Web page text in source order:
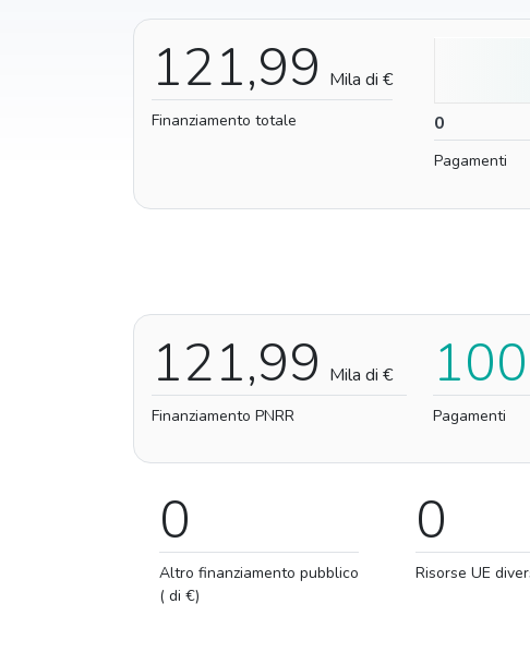
121,99 Mila di €
Finanziamento totale 0
Pagamenti
121,99 Mila di €
Finanziamento PNRR Pagamenti
0
Altro finanziamento pubblico
( di €)
0
Risorse UE